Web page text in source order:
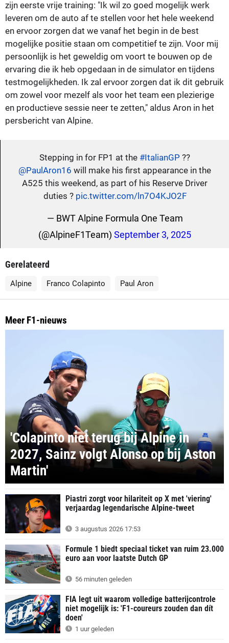
zijn eerste vrije training: "Ik wil zo goed mogelijk werk
leveren om de auto af te stellen voor het hele weekend
en ervoor zorgen dat we vanaf het begin in de best
mogelijke positie staan om competitief te zijn. Voor mij
persoonlijk is het geweldig om voort te bouwen op de
ervaring die ik heb opgedaan in de simulator en tijdens
testmogelijkheden. Ik zal ervoor zorgen dat ik dit gebruik
om zowel voor mezelf als voor het team een plezierige
en productieve sessie neer te zetten," aldus Aron in het
persbericht van Alpine.
Stepping in for FP1 at the #ItalianGP ??
@PaulAron16 will make his first appearance in the
A525 this weekend, as part of his Reserve Driver
duties ? pic.twitter.com/ln7O4KJO2F
— BWT Alpine Formula One Team
(@AlpineF1Team) September 3, 2025
Gerelateerd
Alpine Franco Colapinto Paul Aron
Meer F1-nieuws
'Colapinto niet terug bij Alpine in
2027, Sainz volgt Alonso op bij Aston
Martin'
Piastri zorgt voor hilariteit op X met 'viering'
verjaardag legendarische Alpine-tweet
3 augustus 2026 17:53
Formule 1 biedt speciaal ticket van ruim 23.000
euro aan voor laatste Dutch GP
56 minuten geleden
FIA legt uit waarom volledige batterijcontrole
niet mogelijk is: 'F1-coureurs zouden dan dít
doen'
1 uur geleden